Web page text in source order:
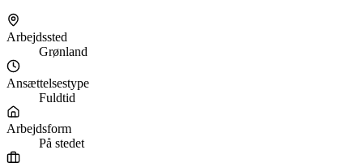
Arbejdssted
Grønland
Ansættelsestype
Fuldtid
Arbejdsform
På stedet